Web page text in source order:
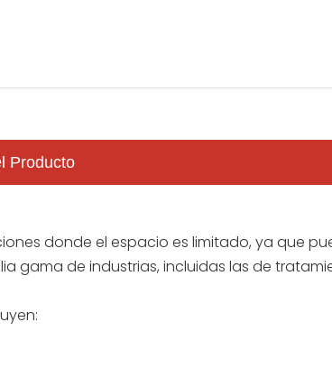
Producto
donde el espacio es limitado, ya que
gama de industrias, incluidas las de